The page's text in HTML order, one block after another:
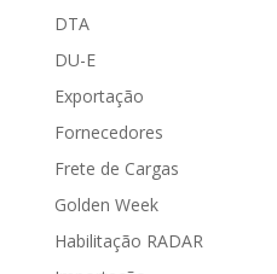
DTA
DU-E
Exportação
Fornecedores
Frete de Cargas
Golden Week
Habilitação RADAR